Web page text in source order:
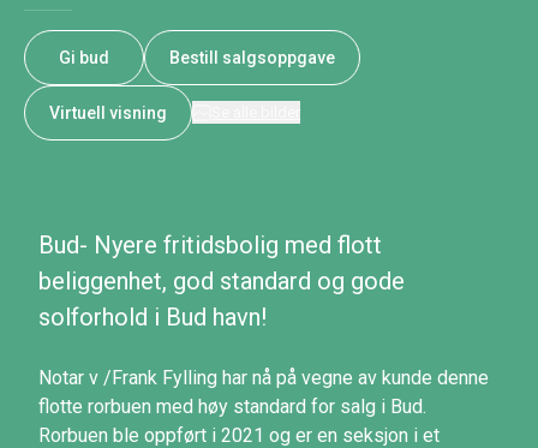
Gi bud Bestill salgsoppgave
Virtuell visning
Bud- Nyere fritidsbolig med flott
beliggenhet, god standard og gode
solforhold i Bud havn!
Notar v /Frank Fylling har nå på vegne av kunde denne
flotte rorbuen med høy standard for salg i Bud.
Rorbuen ble oppført i 2021 og er en seksjon i et